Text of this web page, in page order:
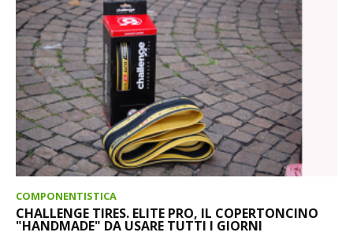
COMPONENTISTICA
CHALLENGE TIRES. ELITE PRO, IL COPERTONCINO
"HANDMADE" DA USARE TUTTI I GIORNI